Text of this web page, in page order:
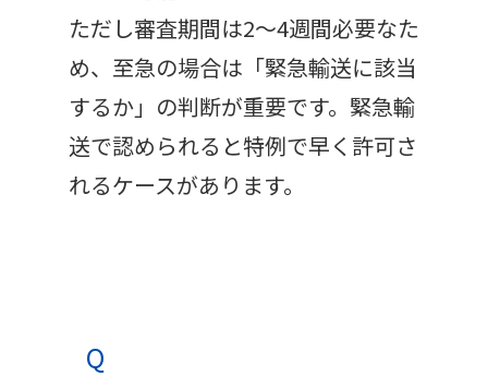
ただし審査期間は2〜4週間必要なた
め、至急の場合は「緊急輸送に該当
するか」の判断が重要です。緊急輸
送で認められると特例で早く許可さ
れるケースがあります。
Q